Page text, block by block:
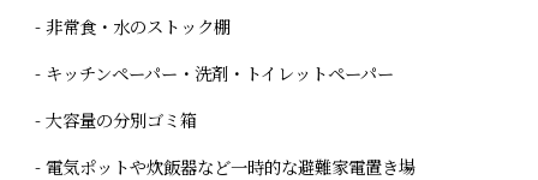
- 非常食・水のストック棚
- キッチンペーパー・洗剤・トイレットペーパー
- 大容量の分別ゴミ箱
- 電気ポットや炊飯器など一時的な避難家電置き場